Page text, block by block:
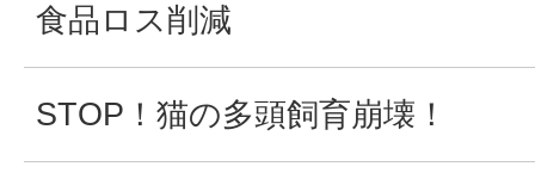
食品ロス削減
STOP！猫の多頭飼育崩壊！